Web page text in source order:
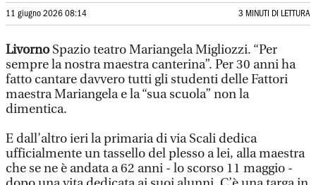
11 giugno 2026 08:14 3 MINUTI DI LETTURA
LivornoSpazio teatro Mariangela Migliozzi. “Per
sempre la nostra maestra canterina”. Per 30 anni ha
fatto cantare davvero tutti gli studenti delle Fattori
maestra Mariangela e la “sua scuola” non la
dimentica.
E dall’altro ieri la primaria di via Scali dedica
ufficialmente un tassello del plesso a lei, alla maestra
che se ne è andata a 62 anni - lo scorso 11 maggio -